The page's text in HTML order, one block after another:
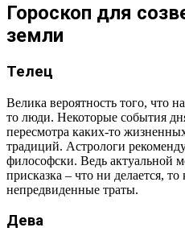
Гороскоп для
земли
Телец
Велика вероятность того, что
то люди. Некоторые события
пересмотра каких-то
традиций. Астрологи
философски. Ведь актуальной
присказка – что ни делается,
непредвиденные траты.
Дева